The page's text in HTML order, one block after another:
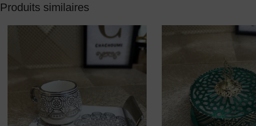
Produits similaires